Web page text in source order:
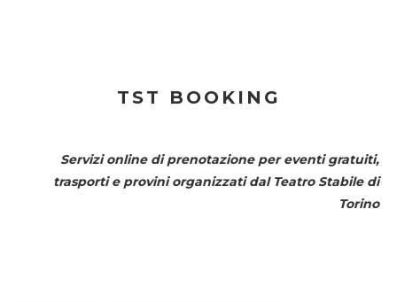
TST BOOKING
Servizi online di prenotazione per eventi gratuiti,
trasporti e provini organizzati dal Teatro Stabile di
Torino